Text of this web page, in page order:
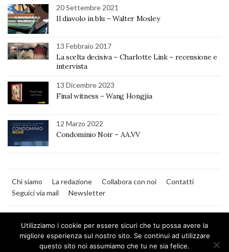
20 Settembre 2021
Il diavolo in blu – Walter Mosley
13 Febbraio 2017
La scelta decisiva – Charlotte Link – recensione e
intervista
13 Dicembre 2023
Final witness – Wang Hongjia
12 Marzo 2022
Condominio Noir – AA.VV
Chi siamo La redazione Collabora con noi
Contatti
Seguici via mail
Newsletter
Utilizziamo i cookie per essere sicuri che tu possa avere la
migliore esperienza sul nostro sito. Se continui ad utilizzare
questo sito noi assumiamo che tu ne sia felice.